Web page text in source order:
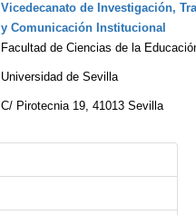
Vicedecanato de Investigación,
y Comunicación Institucional
Facultad de Ciencias de la
Universidad de Sevilla
C/ Pirotecnia 19, 41013 Sevilla